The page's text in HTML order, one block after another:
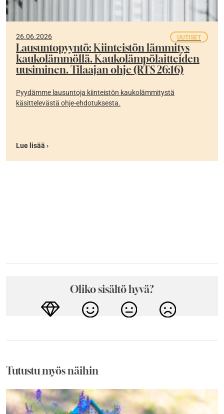
26.06.2026 UUTISET
Lausuntopyyntö: Kiinteistön lämmitys
kaukolämmöllä. Kaukolämpölaitteiden
uusiminen. Tilaajan ohje (RTS 26:16)
Pyydämme lausuntoja kiinteistön kaukolämmitystä
käsittelevästä ohje-ehdotuksesta.
Lue lisää ›
Oliko sisältö hyvä?
Tutustu myös näihin